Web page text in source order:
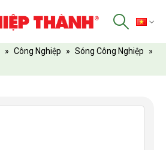
» Công Nghiệp » Sóng Công Nghiệp
»